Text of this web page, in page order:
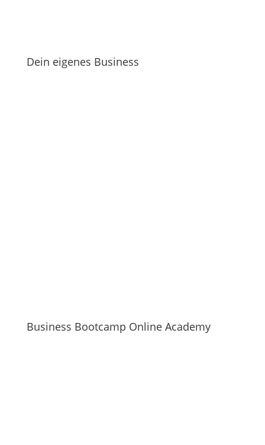
Dein eigenes Business
Business Bootcamp Online Academy